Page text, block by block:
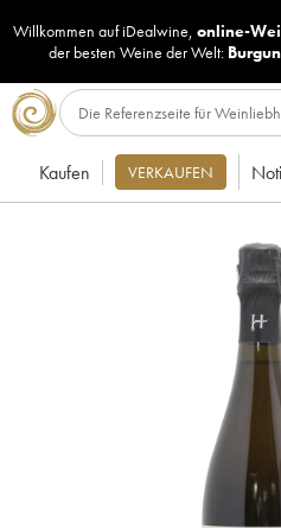
Willkommen auf iDealwine, online-
der besten Weine der Welt:
Kaufen VERKAUFEN